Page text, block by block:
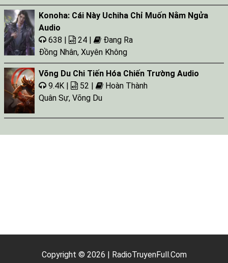
Konoha: Cái Này Uchiha Chỉ Muốn Nằm Ngửa
Audio
638 |
24 |
Đang Ra
Đồng Nhân, Xuyên Không
Võng Du Chi Tiến Hóa Chiến Trường Audio
9.4K |
52 |
Hoàn Thành
Quân Sự, Võng Du
Copyright © 2026 | RadioTruyenFull.Com